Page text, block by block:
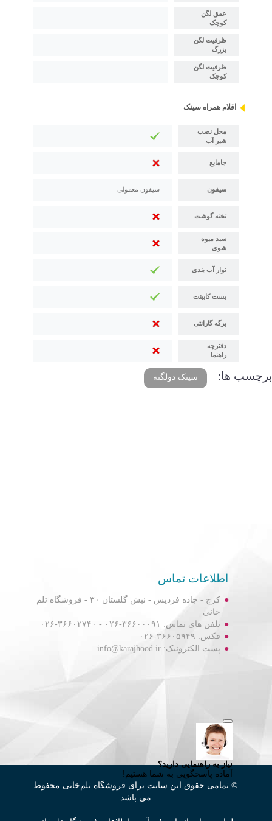
عمق لگن
کوچک
ظرفیت لگن
بزرگ
ظرفیت لگن
کوچک
اقلام همراه سینک
محل نصب
شیر آب
جامایع
سیفون سیفون معمولی
تخته گوشت
سبد میوه
شوی
نوار آب بندی
بست کابینت
برگه گارانتی
دفترچه
راهنما
برچسب ها: سینک دولگنه
اطلاعات تماس
کرج - جاده فردیس - نبش گلستان ۳۰ - فروشگاه تلم
خانی
تلفن های تماس: ۳۶۶۰۰۰۹۱-۰۲۶ - ۳۶۶۰۲۷۴۰-۰۲۶
فکس: ۳۶۶۰۵۹۴۹-۰۲۶
پست الکترونیک: info@karajhood.ir
© تمامی حقوق این سایت برای فروشگاه تلم‌خانی محفوظ
می باشد